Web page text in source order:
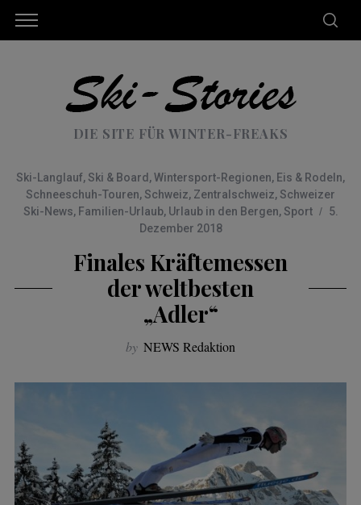
DIE SITE FÜR WINTER-FREAKS
Ski-Langlauf, Ski & Board ,Wintersport-Regionen, Eis & Rodeln,
Schneeschuh-Touren, Schweiz, Zentralschweiz, Schweizer
Ski-News, Familien-Urlaub, Urlaub in den Bergen, Sport
5.
Dezember 2018
Finales Kräftemessen
der weltbesten
„Adler“
by NEWS Redaktion